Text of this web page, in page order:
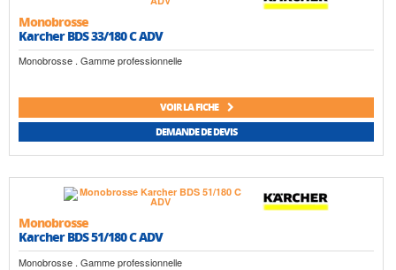
Monobrosse
Karcher BDS 33/180 C ADV
Monobrosse . Gamme professionnelle
VOIR LA FICHE
DEMANDE DE DEVIS
Monobrosse
Karcher BDS 51/180 C ADV
Monobrosse . Gamme professionnelle